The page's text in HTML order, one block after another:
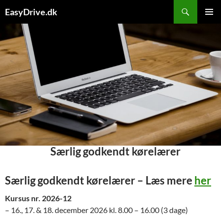
til
indhold
EasyDrive.dk
Særlig godkendt kørelærer
Særlig godkendt kørelærer – Læs mere her
Kursus nr. 2026-12
– 16., 17. & 18. december 2026 kl. 8.00 – 16.00 (3 dage)